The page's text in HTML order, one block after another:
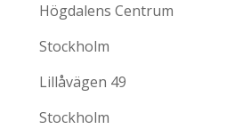
Högdalens Centrum
Stockholm
Lillåvägen 49
Stockholm